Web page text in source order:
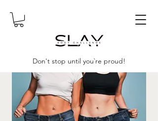
Don't stop until you`re proud!